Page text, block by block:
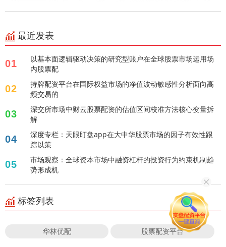
最近发表
01
以基本面逻辑驱动决策的研究型账户在全球股票市场运用场
内股票配
02
持牌配资平台在国际权益市场的净值波动敏感性分析面向高
频交易的
03
深交所市场中财云股票配资的估值区间校准方法核心变量拆
解
04
深度专栏：天眼盯盘app在大中华股票市场的因子有效性跟
踪以策
05
市场观察：全球资本市场中融资杠杆的投资行为约束机制趋
势形成机
标签列表
华林优配 股票配资平台